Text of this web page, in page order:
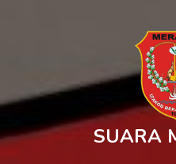
SUARA